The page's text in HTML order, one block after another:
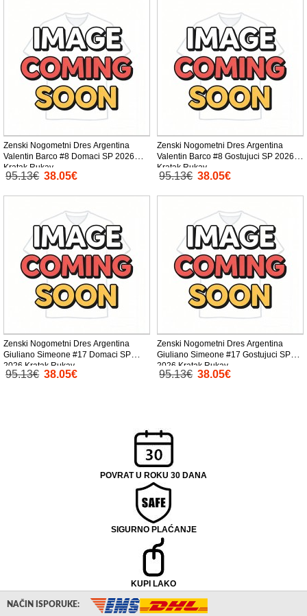
Zenski Nogometni Dres Argentina
Valentin Barco #8 Domaci SP 2026
Kratak Rukav
95.13€ 38.05€
Zenski Nogometni Dres Argentina
Valentin Barco #8 Gostujuci SP 2026
Kratak Rukav
95.13€ 38.05€
Zenski Nogometni Dres Argentina
Giuliano Simeone #17 Domaci SP
2026 Kratak Rukav
95.13€ 38.05€
Zenski Nogometni Dres Argentina
Giuliano Simeone #17 Gostujuci SP
2026 Kratak Rukav
95.13€ 38.05€
POVRAT U ROKU 30 DANA
SIGURNO PLAĆANJE
KUPI LAKO
NAČIN ISPORUKE: